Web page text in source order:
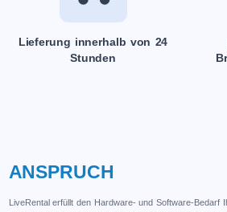
Lieferung innerhalb von 24
Stunden
ANSPRUCH
LiveRental erfüllt den Hardware- und Software-Bedarf